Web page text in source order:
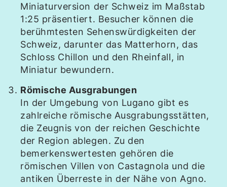
Miniaturversion der Schweiz im Maßstab
1:25 präsentiert. Besucher können die
berühmtesten Sehenswürdigkeiten der
Schweiz, darunter das Matterhorn, das
Schloss Chillon und den Rheinfall, in
Miniatur bewundern.
Römische Ausgrabungen
In der Umgebung von Lugano gibt es
zahlreiche römische Ausgrabungsstätten,
die Zeugnis von der reichen Geschichte
der Region ablegen. Zu den
bemerkenswertesten gehören die
römischen Villen von Castagnola und die
antiken Überreste in der Nähe von Agno.